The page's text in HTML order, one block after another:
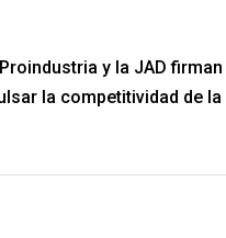
Proindustria y la JAD
la competitividad de